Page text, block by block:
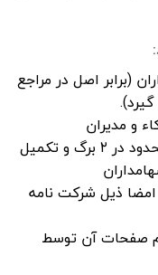
(برابر اصل در مراجع
و مدیران
با مسئولیت محدود در ۲ برگ و تکمیل
آن و امضا ذیل شرکت نامه
ذیل تمام صفحات آن توسط